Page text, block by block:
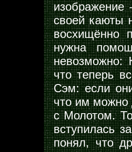
своей каюты
восхищённо
нужна
невозможно:
что теперь
Сэм: если
что им можно
с Молотом.
вступилась
понял, что